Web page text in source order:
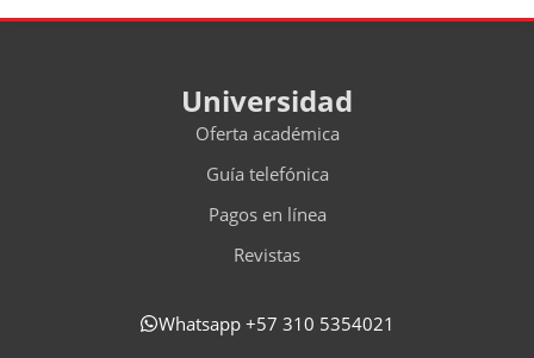
Universidad
Oferta académica
Guía telefónica
Pagos en línea
Revistas
Whatsapp +57 310 5354021